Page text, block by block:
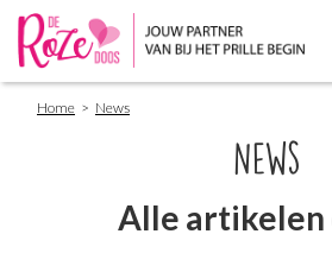
Breadcrumb
Home News
News
Alle artikelen